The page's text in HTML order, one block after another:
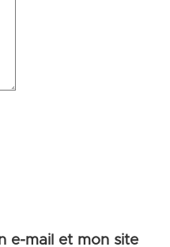
e-mail et mon site